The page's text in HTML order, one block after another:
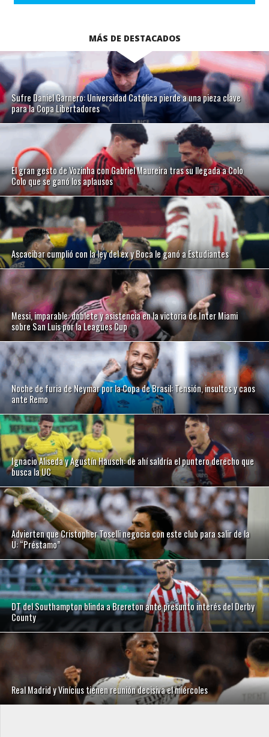
MÁS DE DESTACADOS
Sufre Daniel Garnero: Universidad Católica pierde a una pieza clave
para la Copa Libertadores
El gran gesto de Vozinha con Gabriel Maureira tras su llegada a Colo
Colo que se ganó los aplausos
Ascacibar cumplió con la ley del ex y Boca le ganó a Estudiantes
Messi, imparable: doblete y asistencia en la victoria de Inter Miami
sobre San Luis por la Leagues Cup
Noche de furia de Neymar por la Copa de Brasil: Tensión, insultos y caos
ante Remo
Ignacio Aliseda y Agustín Hausch: de ahí saldría el puntero derecho que
busca la UC
Advierten que Cristopher Toselli negocia con este club para salir de la
U: “Préstamo”
DT del Southampton blinda a Brereton ante presunto interés del Derby
County
Real Madrid y Vinícius tienen reunión decisiva el miércoles